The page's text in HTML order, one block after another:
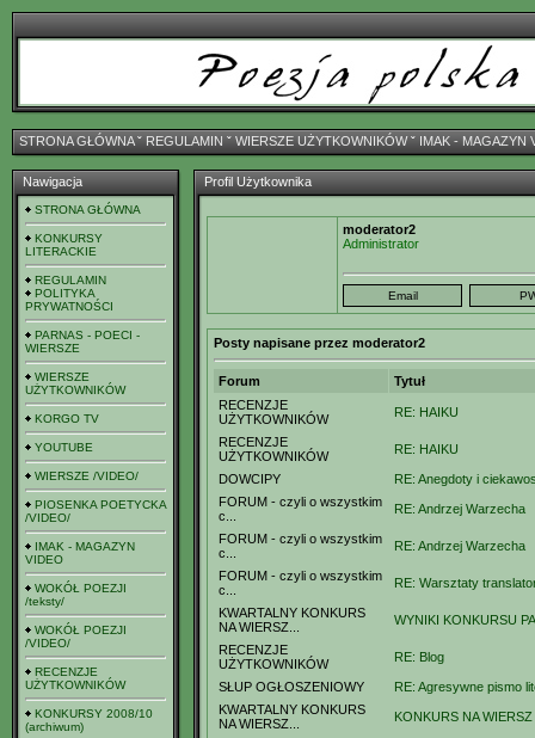
STRONA GŁÓWNAˇ REGULAMIN ˇ WIERSZE UŻYTKOWNIKÓWˇ IMAK - MAGAZYN
Nawigacja
STRONA GŁÓWNA
KONKURSY
LITERACKIE
REGULAMIN
POLITYKA
PRYWATNOŚCI
PARNAS - POECI -
WIERSZE
WIERSZE
UŻYTKOWNIKÓW
KORGO TV
YOUTUBE
WIERSZE /VIDEO/
PIOSENKA POETYCKA
/VIDEO/
IMAK - MAGAZYN
VIDEO
WOKÓŁ POEZJI
/teksty/
WOKÓŁ POEZJI
/VIDEO/
RECENZJE
UŻYTKOWNIKÓW
KONKURSY 2008/10
(archiwum)
Profil Użytkownika
moderator2
Administrator
Posty napisane przez moderator2
Forum
Tytuł
RECENZJE
UŻYTKOWNIKÓW
RE: HAIKU
RECENZJE
UŻYTKOWNIKÓW
RE: HAIKU
DOWCIPY
RE: Anegdoty i
FORUM - czyli o wszystkim
c...
RE: Andrzej Warzecha
FORUM - czyli o wszystkim
c...
RE: Andrzej Warzecha
FORUM - czyli o wszystkim
c...
RE: Warsztaty
KWARTALNY KONKURS
NA WIERSZ...
WYNIKI KONKURSU
RECENZJE
UŻYTKOWNIKÓW
RE: Blog
SŁUP OGŁOSZENIOWY
RE: Agresywne pismo
KWARTALNY KONKURS
NA WIERSZ...
KONKURS NA